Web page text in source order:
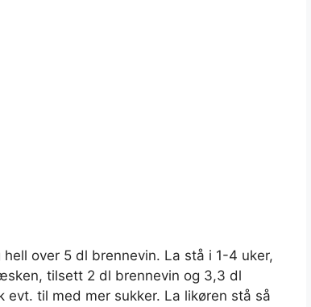
over 5 dl brennevin. La stå i 1-4 uker,
tilsett 2 dl brennevin og 3,3 dl
til med mer sukker. La likøren stå så